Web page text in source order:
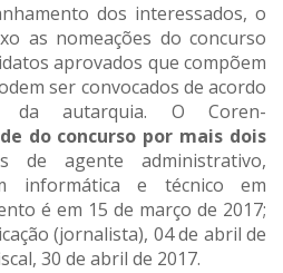
dos interessados, o
as nomeações do concurso
aprovados que compõem
ser convocados de acordo
da autarquia. O Coren-
do concurso por mais dois
de agente administrativo,
informática e técnico em
é em 15 de março de 2017;
(jornalista), 04 de abril de
30 de abril de 2017.